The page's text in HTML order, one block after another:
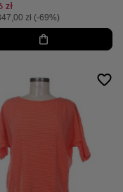
zł
zł (-69%)